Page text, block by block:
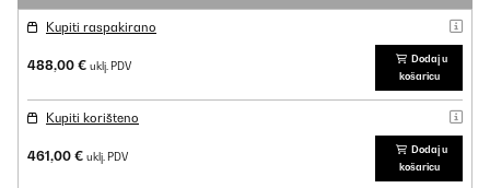
Kupiti raspakirano
488,00 € uklj. PDV
Dodaj u
košaricu
Kupiti korišteno
461,00 € uklj. PDV
Dodaj u
košaricu